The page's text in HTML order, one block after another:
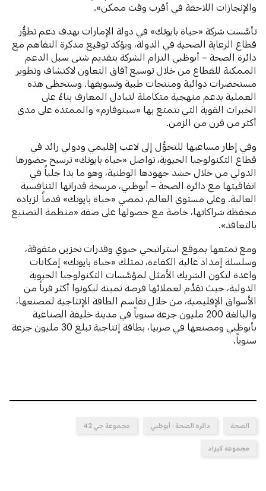
والإنجازات اللاحقة في أقرب وقت ممكن».
تأسَّست شركة «حياة بايوتك» في دولة الإمارات بهدف دعم تطوُّر
قطاع الرعاية الصحية في الدولة، ويؤكد توقيع مذكرة التفاهم مع
دائرة الصحة – أبوظبي التزام الشركة بتقديم شتى سبل الدعم
الممكنة للقطاع من خلال توسيع آفاق التعاون لاكتشاف وتطوير
مستحضرات دوائية ومنتجات طبية وتسويقها. وستحظى هذه
العملية بدعم منهجية متكاملة لتبادل المعارف بناءً على
الخبرات القوية التي تتمتع بها «سينوفارم» والممتدة على مدى
أكثر من قرن من الزمن.
وفي إطار مساعيها للتحوُّل إلى لاعب إقليمي ودولي رائد في
قطاع التكنولوجيا الحيوية، تواصل «حياة بايوتك» ترسيخ حضورها
الدولي من خلال حشد جهودها الوطنية، وهو ما بدا جلياً في
اتفاقيتها مع دائرة الصحة – أبوظبي، مرسخة قدراتها التنافسية
العالية. وعلى مستوى العالم، تمضي «حياة بايوتك» قدماً لزيادة
محفظة شراكاتها، خاصة مع حصولها على صفة «منظمة التصنيع
بالتعاقد».
ومع تمتعها بموقع استراتيجي حيوي وقدرات تخزين متفوقة،
وسلسلة إمداد عالية الكفاءة، تمتلك «حياة بايوتك» إمكانات
واعدة لتكون الشريك الأمثل لمؤسَّسات التكنولوجيا الحيوية
الدولية، حيث تقدِّم لعملائها فرصة ثمينة ليكونوا أكثر قرباً من
الأسواق الإقليمية، من خلال تقاسم الطاقة الإنتاجية لمصنعها،
والبالغة 200 مليون جرعة سنوياً في مدينة خليفة الصناعية
بأبوظبي ومصنعها في صربيا، بطاقة إنتاجية تبلغ 30 مليون جرعة
سنوياً.
الصحة دائرة الصحة - أبوظبي مجموعة جي 42
مجموعة كيزاد